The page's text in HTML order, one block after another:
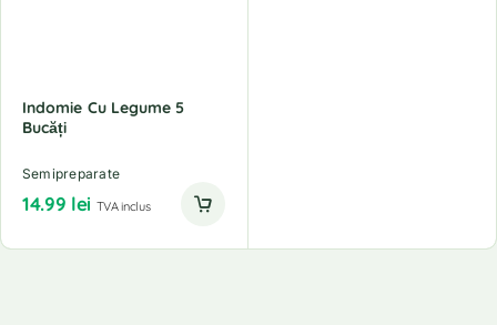
Indomie Cu Legume 5
Bucăți
Semipreparate
14.99 lei TVA inclus